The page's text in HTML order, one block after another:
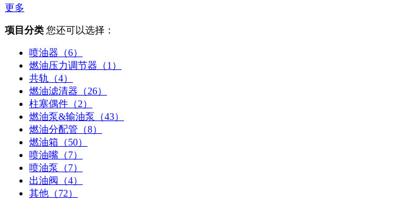
更多
项目分类 您还可以选择：
喷油器（6）
燃油压力调节器（1）
共轨（4）
燃油滤清器（26）
柱塞偶件（2）
燃油泵&输油泵（43）
燃油分配管（8）
燃油箱（50）
喷油嘴（7）
喷油泵（7）
出油阀（4）
其他（72）